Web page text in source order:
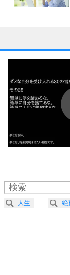
1
4
2.0倍速 （
2.5倍速 （476KB
3.0倍速 （397KB
人生 絶